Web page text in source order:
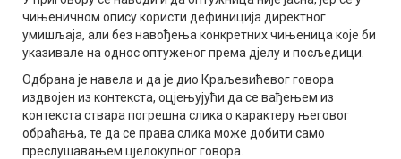
чињеничном опису користи дефиниција директног
умишљаја, али без навођења конкретних чињеница које би
указивале на однос оптуженог према дјелу и посљедици.
Одбрана је навела и да је дио Краљевићевог говора
издвојен из контекста, оцјењујући да се вађењем из
контекста ствара погрешна слика о карактеру његовог
обраћања, те да се права слика може добити само
преслушавањем цјелокупног говора.